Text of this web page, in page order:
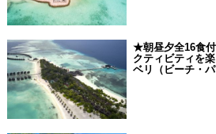
★朝昼夕全16食
クティビティを
ベリ（ビーチ・